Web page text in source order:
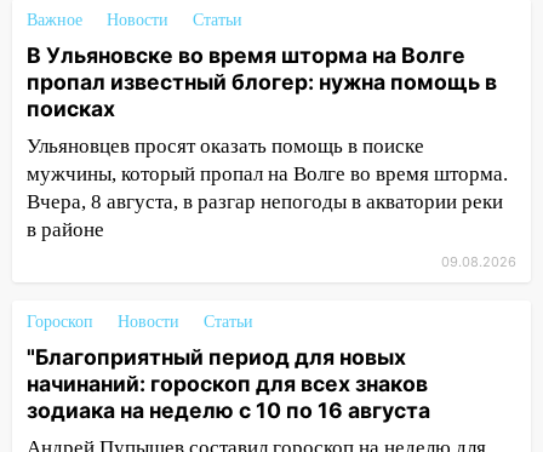
новых начинаний: гороскоп для всех
знаков зодиака на неделю с 10 по 16
августа
13:00 На проспекте Тюленева в
Ульяновске образовалось «море»
12:57 В Ульяновской области ожидается
крупный град
Где есть бензин в Ульяновске 9
11:55
Соцсети: светофор упал на
машину во время сильного ливня в
Ульяновске
11:00 В Ульяновской области люди в
Важное Новости Статьи
В Ульяновске во время шторма на Волге
пропал известный блогер: нужна помощь в
поисках
Ульяновцев просят оказать помощь в поиске
мужчины, который пропал на Волге во время шторма.
Вчера, 8 августа, в разгар непогоды в акватории реки
в районе
09.08.2026
Гороскоп Новости Статьи
"Благоприятный период для новых
начинаний: гороскоп для всех знаков
зодиака на неделю с 10 по 16 августа